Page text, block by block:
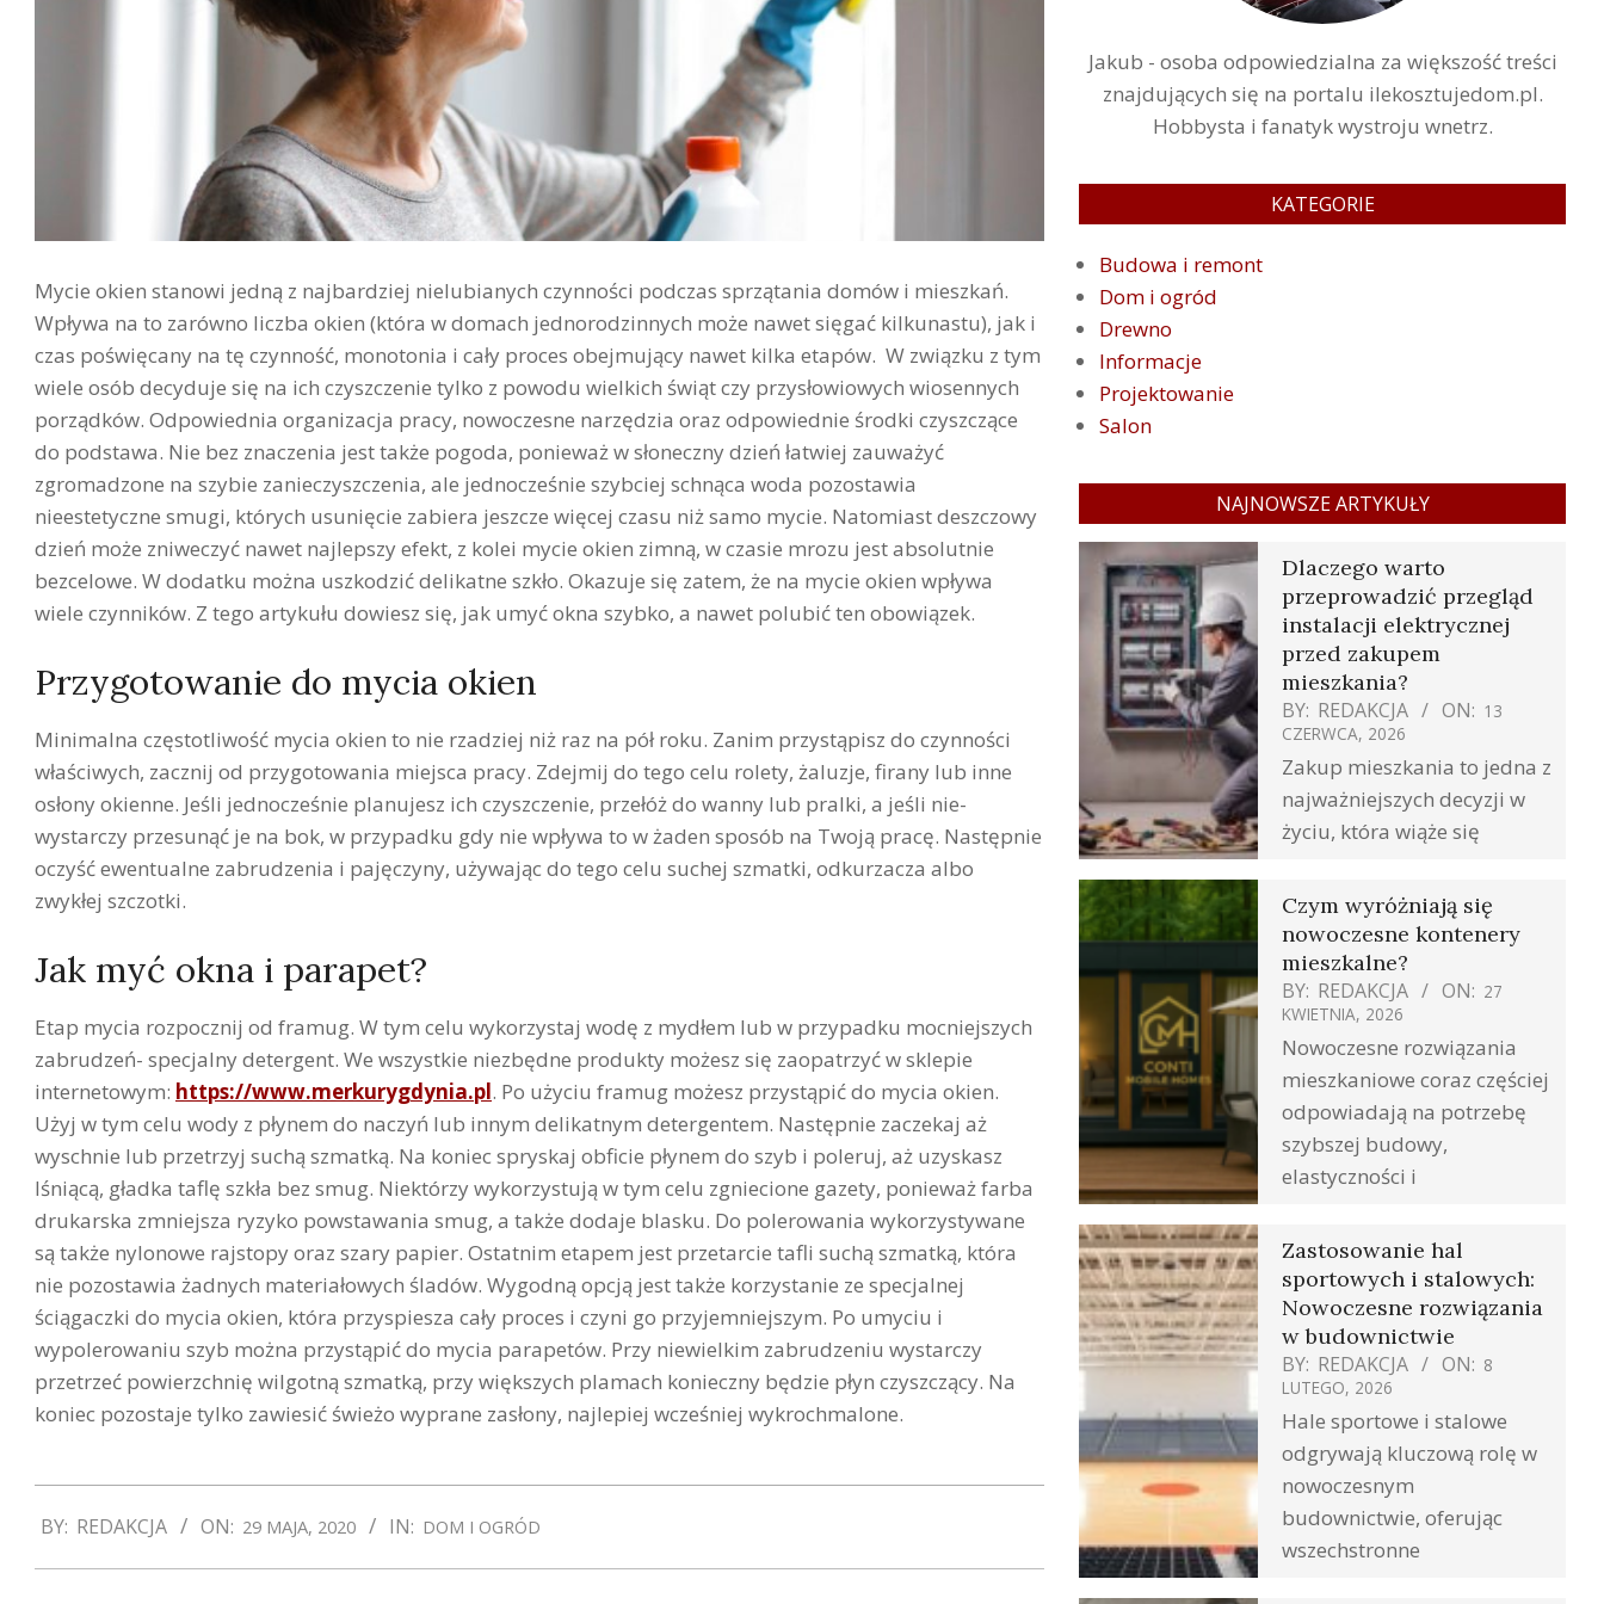
Mycie okien stanowi jedną z najbardziej nielubianych czynności podczas sprzątania domów i mieszkań.
Wpływa na to zarówno liczba okien (która w domach jednorodzinnych może nawet sięgać kilkunastu), jak i
czas poświęcany na tę czynność, monotonia i cały proces obejmujący nawet kilka etapów. W związku z tym
wiele osób decyduje się na ich czyszczenie tylko z powodu wielkich świąt czy przysłowiowych wiosennych
porządków. Odpowiednia organizacja pracy, nowoczesne narzędzia oraz odpowiednie środki czyszczące
do podstawa. Nie bez znaczenia jest także pogoda, ponieważ w słoneczny dzień łatwiej zauważyć
zgromadzone na szybie zanieczyszczenia, ale jednocześnie szybciej schnąca woda pozostawia
nieestetyczne smugi, których usunięcie zabiera jeszcze więcej czasu niż samo mycie. Natomiast deszczowy
dzień może zniweczyć nawet najlepszy efekt, z kolei mycie okien zimną, w czasie mrozu jest absolutnie
bezcelowe. W dodatku można uszkodzić delikatne szkło. Okazuje się zatem, że na mycie okien wpływa
wiele czynników. Z tego artykułu dowiesz się, jak umyć okna szybko, a nawet polubić ten obowiązek.
Przygotowanie do mycia okien
Minimalna częstotliwość mycia okien to nie rzadziej niż raz na pół roku. Zanim przystąpisz do czynności
właściwych, zacznij od przygotowania miejsca pracy. Zdejmij do tego celu rolety, żaluzje, firany lub inne
osłony okienne. Jeśli jednocześnie planujesz ich czyszczenie, przełóż do wanny lub pralki, a jeśli nie-
wystarczy przesunąć je na bok, w przypadku gdy nie wpływa to w żaden sposób na Twoją pracę. Następnie
oczyść ewentualne zabrudzenia i pajęczyny, używając do tego celu suchej szmatki, odkurzacza albo
zwykłej szczotki.
Jak myć okna i parapet?
Etap mycia rozpocznij od framug. W tym celu wykorzystaj wodę z mydłem lub w przypadku mocniejszych
zabrudzeń- specjalny detergent. We wszystkie niezbędne produkty możesz się zaopatrzyć w sklepie
internetowym: https://www.merkurygdynia.pl. Po użyciu framug możesz przystąpić do mycia okien.
Użyj w tym celu wody z płynem do naczyń lub innym delikatnym detergentem. Następnie zaczekaj aż
wyschnie lub przetrzyj suchą szmatką. Na koniec spryskaj obficie płynem do szyb i poleruj, aż uzyskasz
lśniącą, gładka taflę szkła bez smug. Niektórzy wykorzystują w tym celu zgniecione gazety, ponieważ farba
drukarska zmniejsza ryzyko powstawania smug, a także dodaje blasku. Do polerowania wykorzystywane
są także nylonowe rajstopy oraz szary papier. Ostatnim etapem jest przetarcie tafli suchą szmatką, która
nie pozostawia żadnych materiałowych śladów. Wygodną opcją jest także korzystanie ze specjalnej
ściągaczki do mycia okien, która przyspiesza cały proces i czyni go przyjemniejszym. Po umyciu i
wypolerowaniu szyb można przystąpić do mycia parapetów. Przy niewielkim zabrudzeniu wystarczy
przetrzeć powierzchnię wilgotną szmatką, przy większych plamach konieczny będzie płyn czyszczący. Na
koniec pozostaje tylko zawiesić świeżo wyprane zasłony, najlepiej wcześniej wykrochmalone.
05-
29
BY: REDAKCJA ON: 29 MAJA, 2020 IN: DOM I OGRÓD
Jakub - osoba odpowiedzialna za większość treści
znajdujących się na portalu ilekosztujedom.pl.
Hobbysta i fanatyk wystroju wnetrz.
KATEGORIE
Budowa i remont
Dom i ogród
Drewno
Informacje
Projektowanie
Salon
NAJNOWSZE ARTYKUŁY
Dlaczego warto
przeprowadzić przegląd
instalacji elektrycznej
przed zakupem
mieszkania?
BY: REDAKCJA ON: 13
CZERWCA, 2026
Zakup mieszkania to jedna z
najważniejszych decyzji w
życiu, która wiąże się
Czym wyróżniają się
nowoczesne kontenery
mieszkalne?
BY: REDAKCJA ON: 27
KWIETNIA, 2026
Nowoczesne rozwiązania
mieszkaniowe coraz częściej
odpowiadają na potrzebę
szybszej budowy,
elastyczności i
Zastosowanie hal
sportowych i stalowych:
Nowoczesne rozwiązania
w budownictwie
BY: REDAKCJA ON: 8
LUTEGO, 2026
Hale sportowe i stalowe
odgrywają kluczową rolę w
nowoczesnym
budownictwie, oferując
wszechstronne